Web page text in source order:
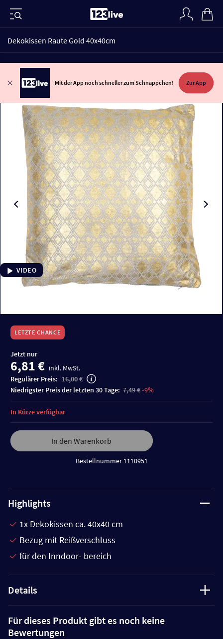
Dekokissen Raute Gold 40x40cm
Mit der App noch schneller zum Schnäppchen! Zur App
VIDEO
LETZTE CHANCE
Jetzt nur
6,81 € inkl. MwSt.
Regulärer Preis: 16,00 €
niedrigster Preis der letzten 30 Tage: 7,49 €-9%
In den Warenkorb
Bestellnummer 1110951
In Kürze verfügbar
Highlights
1x Dekokissen ca. 40x40 cm
Bezug mit Reißverschluss
für den Inndoor- bereich
Details
Für dieses Produkt gibt es noch keine
Bewertungen